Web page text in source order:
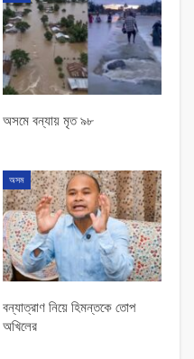
অসমে বন্যায় মৃত ৯৮
অসম
বন্যাত্রাণ নিয়ে হিমন্তকে তোপ
অখিলের